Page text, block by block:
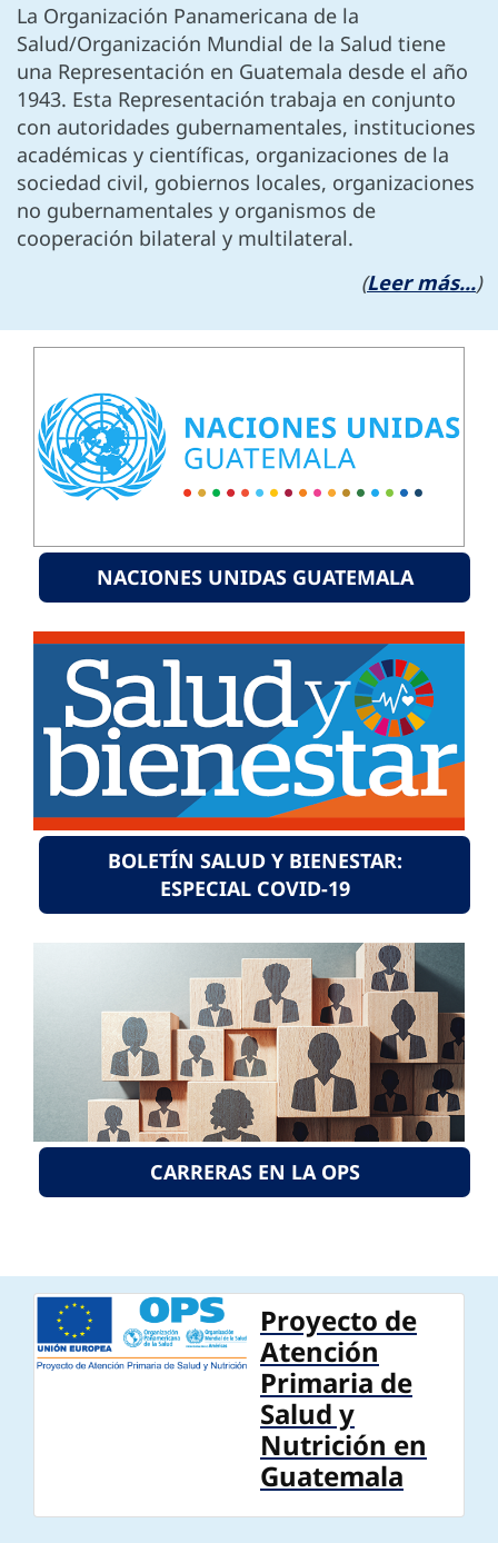
La Organización Panamericana de la
Salud/Organización Mundial de la Salud tiene
una Representación en Guatemala desde el año
1943. Esta Representación trabaja en conjunto
con autoridades gubernamentales, instituciones
académicas y científicas, organizaciones de la
sociedad civil, gobiernos locales, organizaciones
no gubernamentales y organismos de
cooperación bilateral y multilateral.
(Leer más...)
NACIONES UNIDAS GUATEMALA
BOLETÍN SALUD Y BIENESTAR:
ESPECIAL COVID-19
CARRERAS EN LA OPS
Proyecto de
Atención
Primaria de
Salud y
Nutrición en
Guatemala